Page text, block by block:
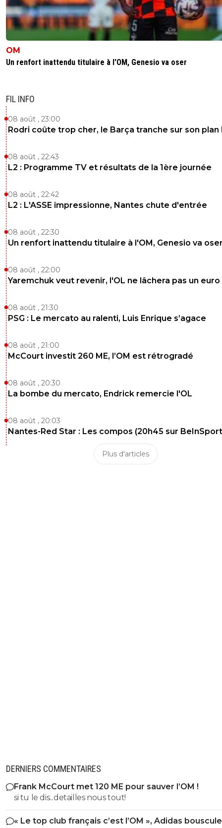
OM
Un renfort inattendu titulaire à l'OM, Genesio va oser
FIL INFO
08 août , 23:00
Rodri coûte trop cher, le Barça tranche sur son plan
08 août , 22:43
L2 : Programme TV et résultats de la 1ère journée
08 août , 22:42
L2 : L'ASSE impressionne, Nantes chute d'entrée
08 août , 22:30
Un renfort inattendu titulaire à l'OM, Genesio va
08 août , 22:00
Yaremchuk veut revenir, l'OL ne lâchera pas un euro
08 août , 21:30
PSG : Le mercato au ralenti, Luis Enrique s’agace
08 août , 21:00
McCourt investit 260 ME, l’OM est rétrogradé
08 août , 20:30
La bombe du mercato, Endrick remercie l'OL
08 août , 20:03
Nantes-Red Star : Les compos (20h45 sur
Plus d'articles
DERNIERS COMMENTAIRES
Frank McCourt met 120 ME pour sauver l’OM !
si tu le dis...detailles nous tout!
« Le top club français c’est l’OM », Adidas